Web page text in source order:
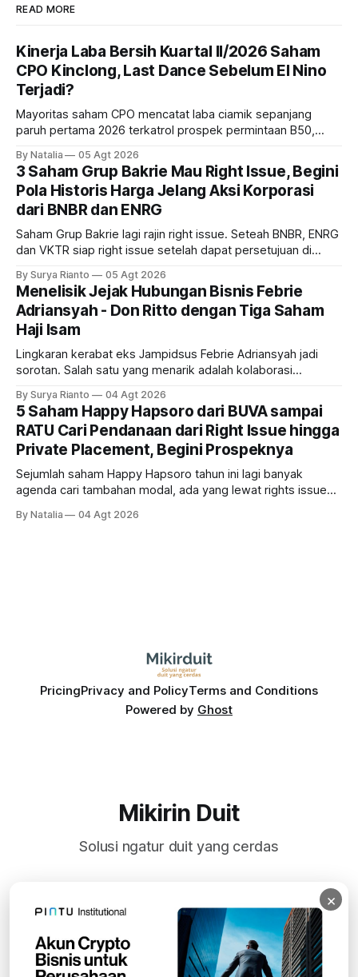
READ MORE
Kinerja Laba Bersih Kuartal II/2026 Saham
CPO Kinclong, Last Dance Sebelum El Nino
Terjadi?
Mayoritas saham CPO mencatat laba ciamik sepanjang
paruh pertama 2026 terkatrol prospek permintaan B50,
diprediksi semakin terlihat mendekati 2027. Kira-kira gimana
prospeknya? apakah masih menarik dilirik sektor ini?
By Natalia 05 Agt 2026
3 Saham Grup Bakrie Mau Right Issue, Begini
Pola Historis Harga Jelang Aksi Korporasi
dari BNBR dan ENRG
Saham Grup Bakrie lagi rajin right issue. Seteah BNBR, ENRG
dan VKTR siap right issue setelah dapat persetujuan di
pola saham Grup Bakrie jelang right issue
By Surya Rianto 05 Agt 2026
Menelisik Jejak Hubungan Bisnis Febrie
Adriansyah - Don Ritto dengan Tiga Saham
Haji Isam
Lingkaran kerabat eks Jampidsus Febrie Adriansyah jadi
sorotan. Salah satu yang menarik adalah kolaborasi
Bagaimana hubungannya?
By Surya Rianto 04 Agt 2026
5 Saham Happy Hapsoro dari BUVA sampai
RATU Cari Pendanaan dari Right Issue hingga
Private Placement, Begini Prospeknya
Sejumlah saham Happy Hapsoro tahun ini lagi banyak
agenda cari tambahan modal, ada yang lewat rights issue
gimana prospeknya?
By Natalia 04 Agt 2026
PricingPrivacy and PolicyTerms and Conditions
Powered by Ghost
Mikirin Duit
Solusi ngatur duit yang cerdas
Subscribe
×